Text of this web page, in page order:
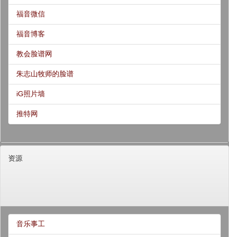
福音微信
福音博客
教会脸谱网
朱志山牧师的脸谱
iG照片墙
推特网
资源
音乐事工